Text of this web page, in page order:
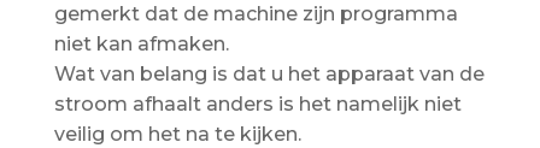
gemerkt dat de machine zijn programma
niet kan afmaken.
Wat van belang is dat u het apparaat van de
stroom afhaalt anders is het namelijk niet
veilig om het na te kijken.